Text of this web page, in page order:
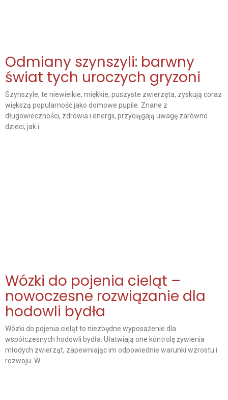
Odmiany szynszyli: barwny
świat tych uroczych gryzoni
Szynszyle, te niewielkie, miękkie, puszyste zwierzęta, zyskują coraz
większą popularność jako domowe pupile. Znane z
długowieczności, zdrowia i energii, przyciągają uwagę zarówno
dzieci, jak i
Wózki do pojenia cieląt –
nowoczesne rozwiązanie dla
hodowli bydła
Wózki do pojenia cieląt to niezbędne wyposażenie dla
współczesnych hodowli bydła. Ułatwiają one kontrolę żywienia
młodych zwierząt, zapewniając im odpowiednie warunki wzrostu i
rozwoju. W